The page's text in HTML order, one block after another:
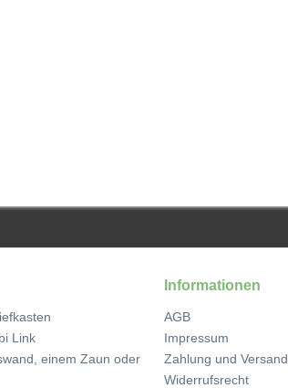
Link
einem Zaun oder
Informationen
AGB
Impressum
Zahlung und Versand
Widerrufsrecht